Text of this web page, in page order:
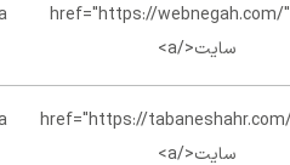
سایت</a>
سایت</a>